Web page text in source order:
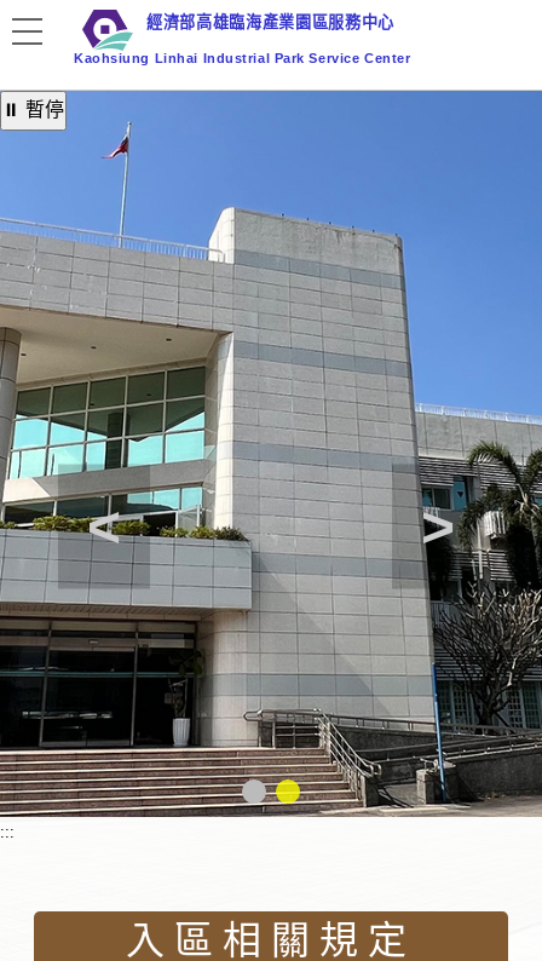
經濟部高雄臨海產業園區服務中心
Kaohsiung Linhai Industrial Park Service Center
⏸ 暫停
< >
:::
入區相關規定